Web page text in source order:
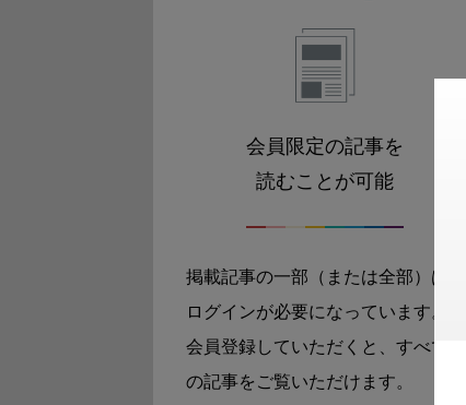
会員限定の記事を
読むことが可能
掲載記事の一部（または全部）は
ログインが必要になっています。
会員登録していただくと、すべて
の記事をご覧いただけます。